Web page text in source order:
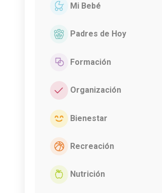
Mi Bebé
Padres de Hoy
Formación
Organización
Bienestar
Recreación
Nutrición